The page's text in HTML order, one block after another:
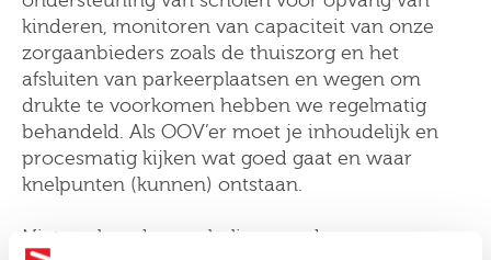
kinderen, monitoren van capaciteit van onze
zorgaanbieders zoals de thuiszorg en het
afsluiten van parkeerplaatsen en wegen om
drukte te voorkomen hebben we regelmatig
behandeld. Als OOV’er moet je inhoudelijk en
procesmatig kijken wat goed gaat en waar
knelpunten (kunnen) ontstaan.
Niet snel na de opschaling van de